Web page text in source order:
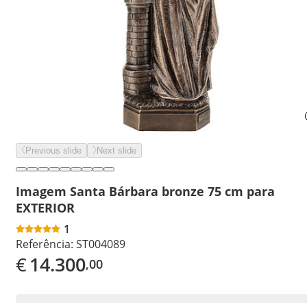
Previous slide Next slide
Imagem Santa Bárbara bronze 75 cm para
EXTERIOR
1
Referência: ST004089
€14.300,00